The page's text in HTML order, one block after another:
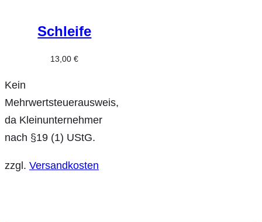
Schleife
13,00€
Kein
Mehrwertsteuerausweis,
da Kleinunternehmer
nach §19 (1) UStG.
zzgl. Versandkosten